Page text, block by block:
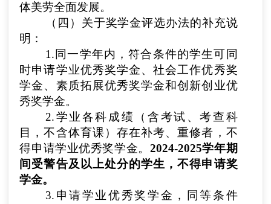
体美劳全面发展。
（四）关于奖学金评选办法的补充说
明：
1.同一学年内，符合条件的学生可同
时申请学业优秀奖学金、社会工作优秀奖
学金、素质拓展优秀奖学金和创新创业优
秀奖学金。
2.学业各科成绩（含考试、考查科
目，不含体育课）存在补考、重修者，不
得申请学业优秀奖学金。 2024-2025学年期
间受警告及以上处分的学生，不得申请奖
学金。
3.申请学业优秀奖学金，同等条件